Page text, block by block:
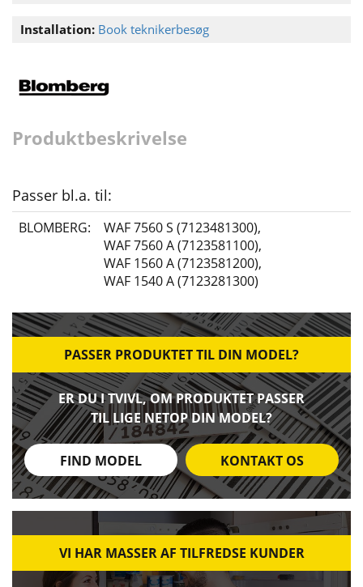
Installation: Book teknikerbesøg
Produktbeskrivelse
Passer bl.a. til:
BLOMBERG: WAF 7560 S (7123481300),
WAF 7560 A (7123581100),
WAF 1560 A (7123581200),
WAF 1540 A (7123281300)
PASSER PRODUKTET TIL DIN MODEL?
ER DU I TVIVL, OM PRODUKTET PASSER
TIL LIGE NETOP DIN MODEL?
FIND MODEL KONTAKT OS
VI HAR MASSER AF TILFREDSE KUNDER